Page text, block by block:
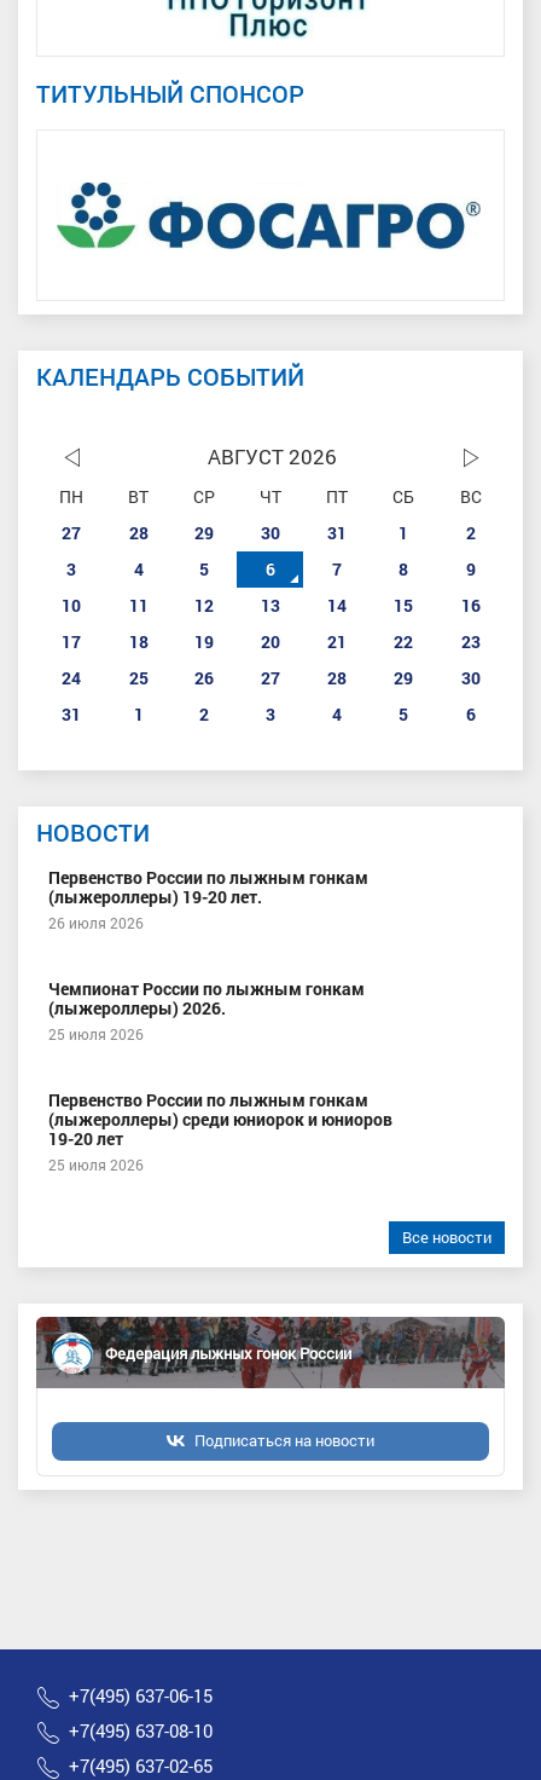
ТИТУЛЬНЫЙ СПОНСОР
КАЛЕНДАРЬ СОБЫТИЙ
АВГУСТ 2026
ПН ВТ СР ЧТ ПТ СБ
ВС
27
28 29 30 31 1
2
3
4 5 6 7 8
9
10
11 12 13 14 15
16
17
18 19 20 21 22
23
24
25 26 27 28 29
30
31
1 2 3 4 5 6
НОВОСТИ
Первенство России по лыжным гонкам
(лыжероллеры) 19-20 лет.
26 июля 2026
Чемпионат России по лыжным гонкам
(лыжероллеры) 2026.
25 июля 2026
Первенство России по лыжным гонкам
(лыжероллеры) среди юниорок и юниоров
19-20 лет
25 июля 2026
Все новости
Федерация лыжных гонок России
Подписаться на новости
+7(495) 637-06-15
+7(495) 637-08-10
+7(495) 637-02-65